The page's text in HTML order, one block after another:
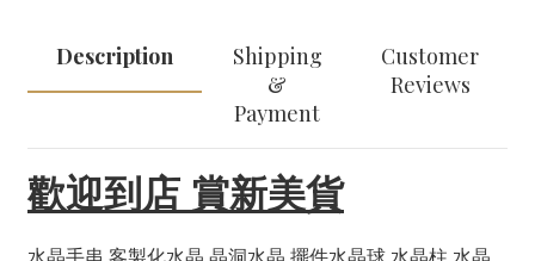
Description
Shipping
&
Payment
Customer
Reviews
歡迎到店 賞新美貨